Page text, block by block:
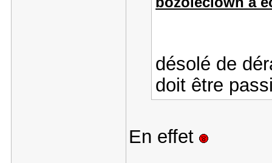
désolé de
doit être
En effet